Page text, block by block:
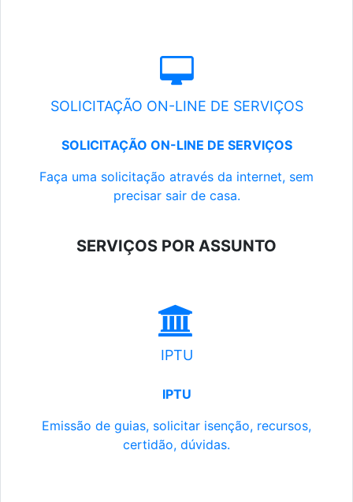
SOLICITAÇÃO ON-LINE DE SERVIÇOS
SOLICITAÇÃO ON-LINE DE SERVIÇOS
Faça uma solicitação através da internet, sem
precisar sair de casa.
SERVIÇOS POR ASSUNTO
IPTU
IPTU
Emissão de guias, solicitar isenção, recursos,
certidão, dúvidas.